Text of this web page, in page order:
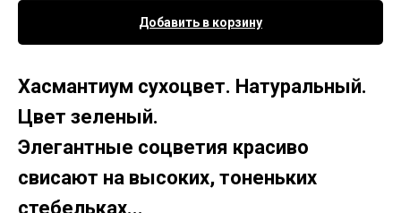
Добавить в корзину
Хасмантиум сухоцвет. Натуральный.
Цвет зеленый.
Элегантные соцветия красиво
свисают на высоких, тоненьких
стебельках...